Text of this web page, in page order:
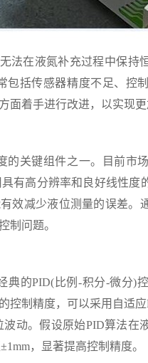
在液氮补充过程中保持
括传感器精度不足、控
着手进行改进，以实现更
关键组件之一。目前市
有高分辨率和良好线性度
效减少液位测量的误差。
制问题。
的PID(比例-积分-微分)
控制精度，可以采用自适
动。假设原始PID算法在
，显著提高控制精度。